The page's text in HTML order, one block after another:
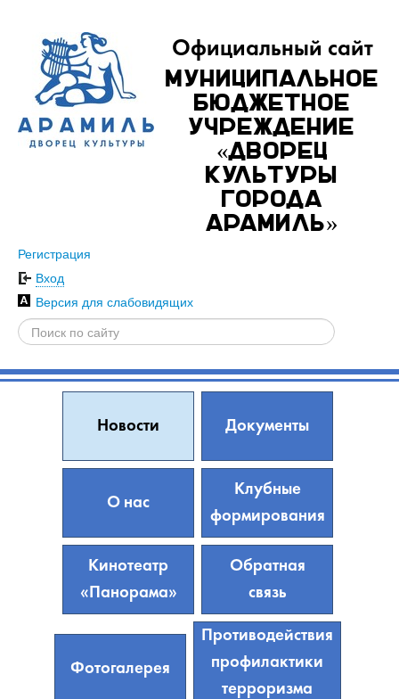
Официальный сайт
Муниципальное
бюджетное
учреждение
«Дворец
культуры
города
Арамиль»
Регистрация
Вход
Версия для слабовидящих
Новости Документы
О нас
Клубные
формирования
Кинотеатр
«Панорама»
Обратная
связь
Фотогалерея
Противодействия
профилактики
терроризма